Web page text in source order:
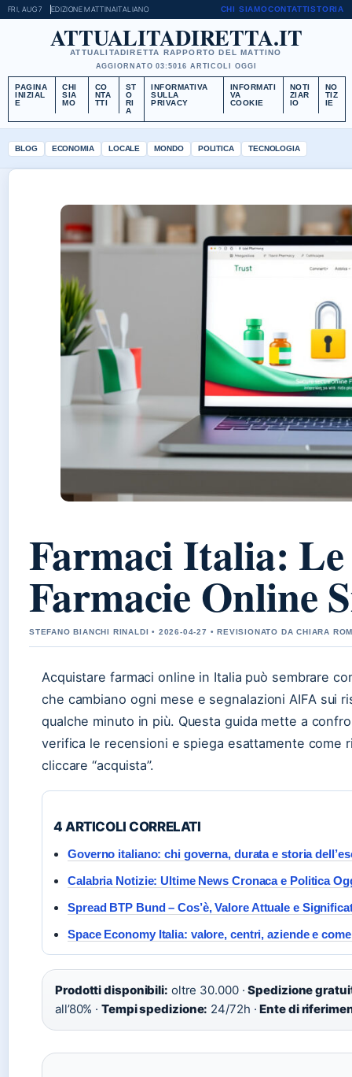
FRI, AUG 7 EDIZIONE MATTINAITALIANO CHI SIAMOCONTATTISTORIA
ATTUALITADIRETTA.IT
ATTUALITADIRETTA RAPPORTO DEL MATTINO
AGGIORNATO 03:5016 ARTICOLI OGGI
PAGINA
INIZIAL
E
CHI
SIA
MO
CO
NTA
TTI
ST
O
RI
A
INFORMATIVA
SULLA
PRIVACY
INFORMATI
VA
COOKIE
NOTI
ZIAR
IO
NO
TIZ
IE
BLOG ECONOMIA LOCALE MONDO POLITICA TECNOLOGIA
Farmaci Italia:
Farmacie Online
STEFANO BIANCHI RINALDI • 2026-04-27 • REVISIONATO DA CHIARA
Acquistare farmaci online in Italia può sembrare
che cambiano ogni mese e segnalazioni AIFA sui
qualche minuto in più. Questa guida mette a
verifica le recensioni e spiega esattamente come
cliccare “acquista”.
4 ARTICOLI CORRELATI
Governo italiano: chi governa, durata e storia
Calabria Notizie: Ultime News Cronaca e Politica
Spread BTP Bund – Cos’è, Valore Attuale e
Space Economy Italia: valore, centri, aziende e
Prodotti disponibili: oltre 30.000 ·Spedizione
all’80% ·Tempi spedizione: 24/72h ·Ente di